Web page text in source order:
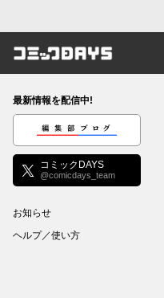
コミックDAYS
最新情報を配信中!
編集部ブログ
コミックDAYS
@comicdays_team
お知らせ
ヘルプ／使い方